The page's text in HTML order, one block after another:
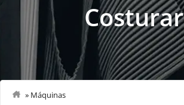
Costurar
» Máquinas